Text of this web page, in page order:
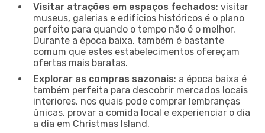
Visitar atrações em espaços fechados: visitar
museus, galerias e edifícios históricos é o plano
perfeito para quando o tempo não é o melhor.
Durante a época baixa, também é bastante
comum que estes estabelecimentos ofereçam
ofertas mais baratas.
Explorar as compras sazonais: a época baixa é
também perfeita para descobrir mercados locais
interiores, nos quais pode comprar lembranças
únicas, provar a comida local e experienciar o dia
a dia em Christmas Island.